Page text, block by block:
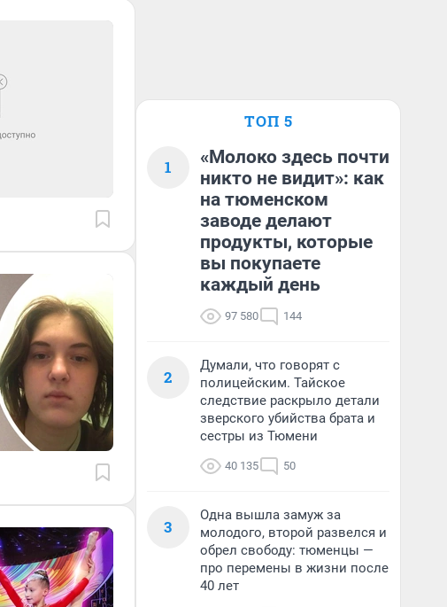
ТОП 5
1
«Молоко здесь почти
никто не видит»: как
на тюменском
заводе делают
продукты, которые
вы покупаете
каждый день
97 580 144
2
Думали, что говорят с
полицейским. Тайское
следствие раскрыло детали
зверского убийства брата и
сестры из Тюмени
40 135 50
3
Одна вышла замуж за
молодого, второй развелся и
обрел свободу: тюменцы —
про перемены в жизни после
40 лет